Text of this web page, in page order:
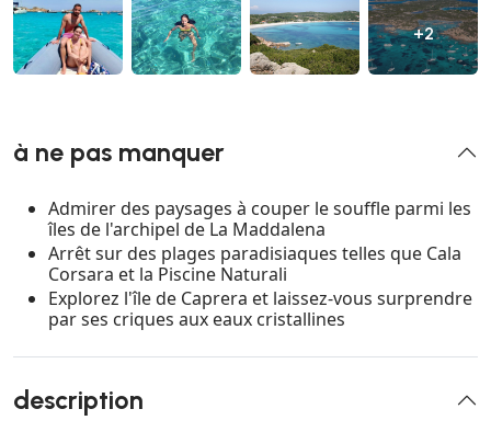
+2
à ne pas manquer
Admirer des paysages à couper le souffle parmi les
îles de l'archipel de La Maddalena
Arrêt sur des plages paradisiaques telles que Cala
Corsara et la Piscine Naturali
Explorez l'île de Caprera et laissez-vous surprendre
par ses criques aux eaux cristallines
description